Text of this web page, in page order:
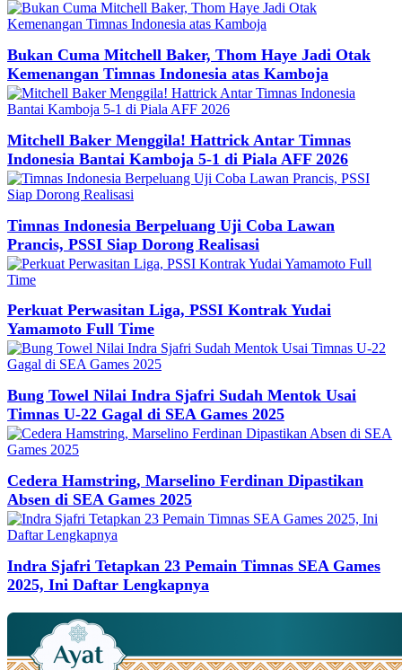
Bukan Cuma Mitchell Baker, Thom Haye Jadi Otak
Kemenangan Timnas Indonesia atas Kamboja
Mitchell Baker Menggila! Hattrick Antar Timnas
Indonesia Bantai Kamboja 5-1 di Piala AFF 2026
Timnas Indonesia Berpeluang Uji Coba Lawan
Prancis, PSSI Siap Dorong Realisasi
Perkuat Perwasitan Liga, PSSI Kontrak Yudai
Yamamoto Full Time
Bung Towel Nilai Indra Sjafri Sudah Mentok Usai
Timnas U-22 Gagal di SEA Games 2025
Cedera Hamstring, Marselino Ferdinan Dipastikan
Absen di SEA Games 2025
Indra Sjafri Tetapkan 23 Pemain Timnas SEA Games
2025, Ini Daftar Lengkapnya